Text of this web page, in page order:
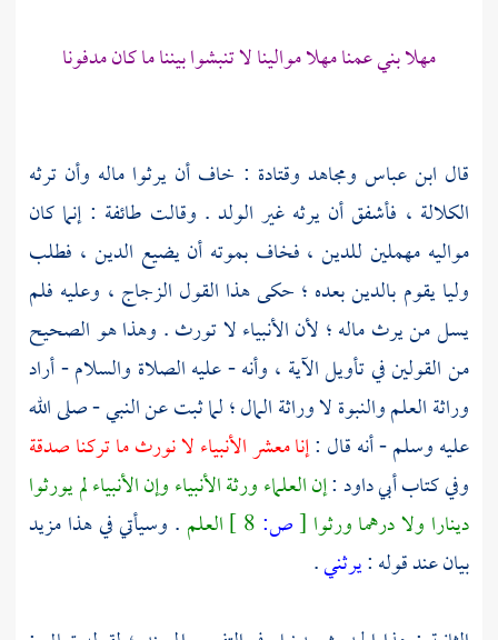
مهلا بني عمنا مهلا موالينا لا تنبشوا بيننا ما كان مدفونا
قال ابن عباس ومجاهد وقتادة : خاف أن يرثوا ماله وأن ترثه
الكلالة ، فأشفق أن يرثه غير الولد . وقالت طائفة : إنما كان
مواليه مهملين للدين ، فخاف بموته أن يضيع الدين ، فطلب
وليا يقوم بالدين بعده ؛ حكى هذا القول الزجاج ، وعليه فلم
يسل من يرث ماله ؛ لأن الأنبياء لا تورث . وهذا هو الصحيح
من القولين في تأويل الآية ، وأنه - عليه الصلاة والسلام - أراد
وراثة العلم والنبوة لا وراثة المال ؛ لما ثبت عن النبي - صلى الله
عليه وسلم - أنه قال :إنا معشر الأنبياء لا نورث ما تركنا صدقة
وفي كتابأبي داود:إن العلماء ورثة الأنبياء وإن الأنبياء لم يورثوا
دينارا ولا درهما ورثوا [ص: العلم . وسيأتي في هذا مزيد
بيان عند قوله :يرثني.